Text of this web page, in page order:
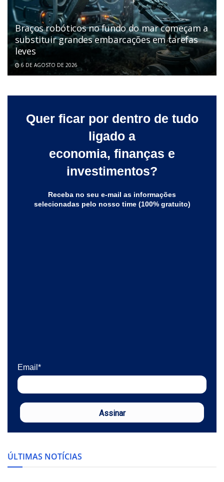
Braços robóticos no fundo do mar começam a
substituir grandes embarcações em tarefas
leves
6 DE AGOSTO DE 2026
Quer ficar por dentro de tudo
ligado a
economia, finanças e
investimentos?
Receba no seu e-mail as informações
selecionadas pelo nosso time (100% gratuito)
Email*
Assinar
ÚLTIMAS NOTÍCIAS